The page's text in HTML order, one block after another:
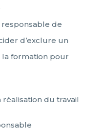
responsable de
d’exclure un
formation pour
du travail